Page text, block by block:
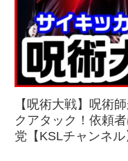
【呪術大戦】呪術
クアタック！依頼
党【KSLチャンネル